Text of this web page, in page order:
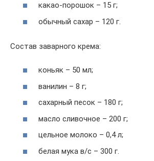
какао-порошок – 15 г;
обычный сахар – 120 г.
Состав заварного крема:
коньяк – 50 мл;
ванилин – 8 г;
сахарный песок – 180 г;
масло сливочное – 200 г;
цельное молоко – 0,4 л;
белая мука в/с – 300 г.